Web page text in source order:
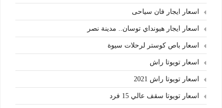
اسعار ايجار فان سياحى
اسعار ايجار هيونداي توسان.. مدينة نصر
اسعار باص كوستر لرحلات سيوة
اسعار تويوتا راش
اسعار تويوتا راش 2021
اسعار تويوتا سقف عالي 15 فرد